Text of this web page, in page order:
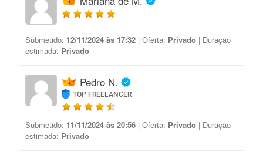
Submetido: 12/11/2024 às 17:32 | Oferta: Privado | Duração
estimada: Privado
Pedro N.
TOP FREELANCER
Submetido: 11/11/2024 às 20:56 | Oferta: Privado | Duração
estimada: Privado